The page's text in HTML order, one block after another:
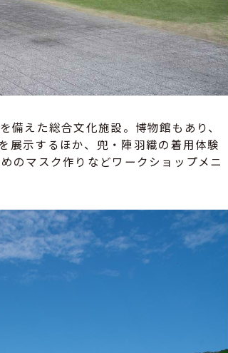
備えた総合文化施設。博物館もあり、
展示するほか、兜・陣羽織の着用体験
のマスク作りなどワークショップメニ